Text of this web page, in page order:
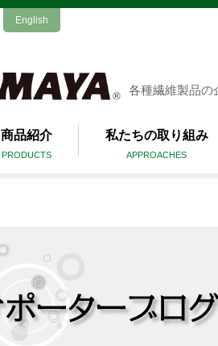
English
各種繊維製品の
商品紹介
PRODUCTS
私たちの取り組み
APPROACHES